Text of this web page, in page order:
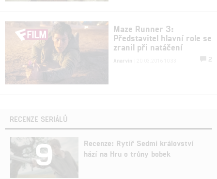
Maze Runner 3:
Představitel hlavní role se
zranil při natáčení
Anarvin 2
RECENZE SERIÁLŮ
9
Recenze: Rytíř Sedmi království
hází na Hru o trůny bobek